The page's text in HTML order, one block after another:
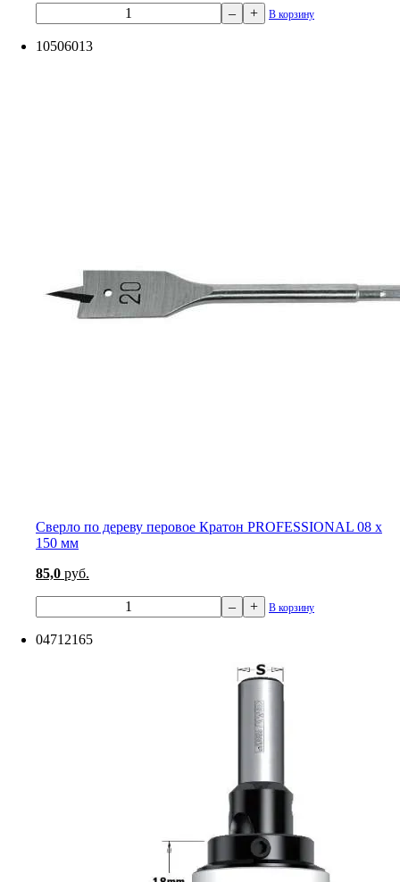
– + В корзину
10506013
Сверло по дереву перовое Кратон PROFESSIONAL 08 х
150 мм
85,0 руб.
– + В корзину
04712165